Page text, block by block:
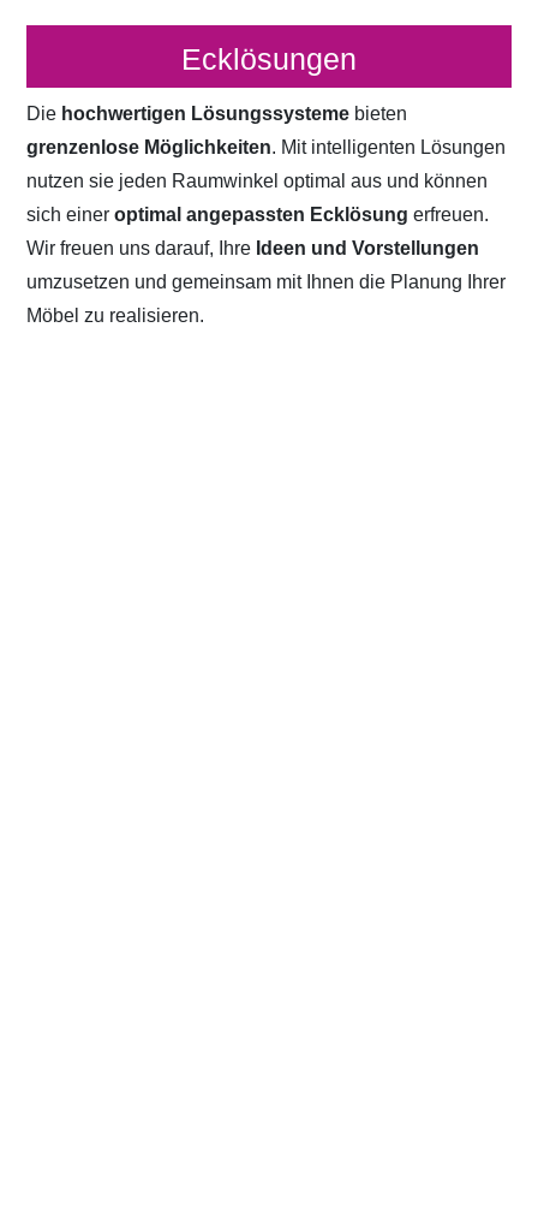
Ecklösungen
Die hochwertigen Lösungssysteme bieten
grenzenlose Möglichkeiten. Mit intelligenten Lösungen
nutzen sie jeden Raumwinkel optimal aus und können
sich eineroptimal angepassten Ecklösung erfreuen.
Wir freuen uns darauf, Ihre Ideen und Vorstellungen
umzusetzen und gemeinsam mit Ihnen die Planung Ihrer
Möbel zu realisieren.